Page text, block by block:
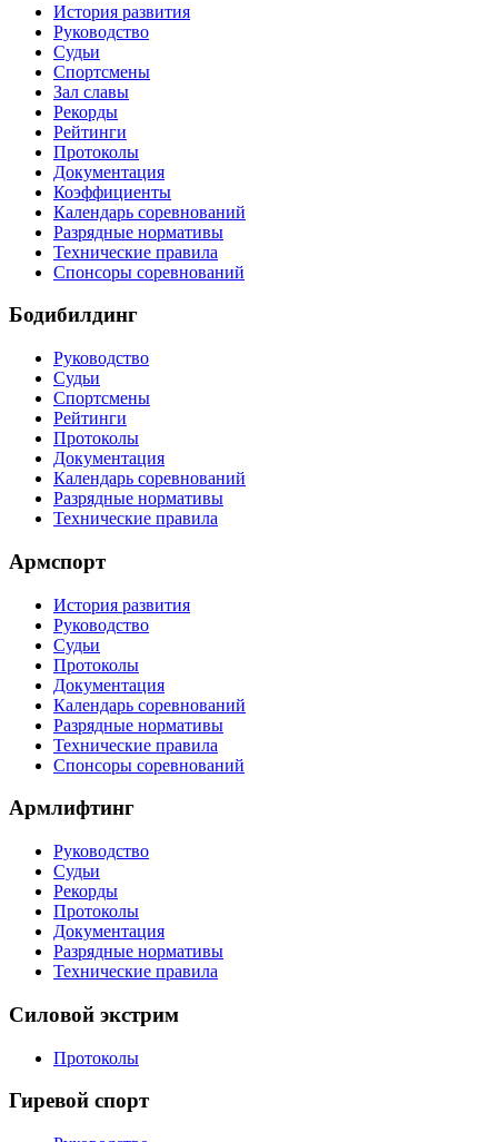
История развития
Руководство
Судьи
Спортсмены
Зал славы
Рекорды
Рейтинги
Протоколы
Документация
Коэффициенты
Календарь соревнований
Разрядные нормативы
Технические правила
Спонсоры соревнований
Бодибилдинг
Руководство
Судьи
Спортсмены
Рейтинги
Протоколы
Документация
Календарь соревнований
Разрядные нормативы
Технические правила
Армспорт
История развития
Руководство
Судьи
Протоколы
Документация
Календарь соревнований
Разрядные нормативы
Технические правила
Спонсоры соревнований
Армлифтинг
Руководство
Судьи
Рекорды
Протоколы
Документация
Разрядные нормативы
Технические правила
Силовой экстрим
Протоколы
Гиревой спорт